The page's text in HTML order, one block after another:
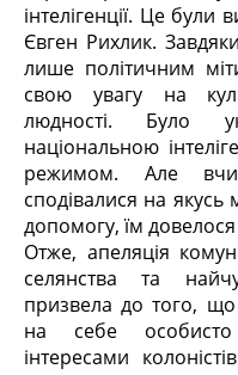
інтелігенції. Це були
Євген Рихлик. Завдяки
лише політичним
свою увагу на
людності. Було
національною
режимом. Але
сподівалися на якусь
допомогу, їм
Отже, апеляція
селянства та
призвела до того, що
на себе особисто
інтересами